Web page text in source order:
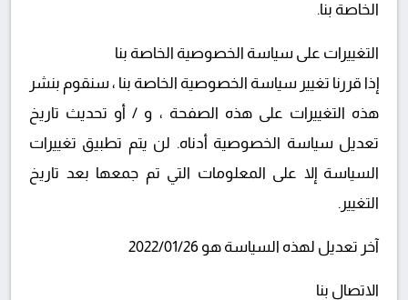
الخاصة بنا.
التغييرات على سياسة الخصوصية الخاصة بنا
إذا قررنا تغيير سياسة الخصوصية الخاصة بنا ، سنقوم بنشر
هذه التغييرات على هذه الصفحة ، و / أو تحديث تاريخ
تعديل سياسة الخصوصية أدناه. لن يتم تطبيق تغييرات
السياسة إلا على المعلومات التي تم جمعها بعد تاريخ
التغيير.
آخر تعديل لهذه السياسة هو 2022/01/26
الاتصال بنا